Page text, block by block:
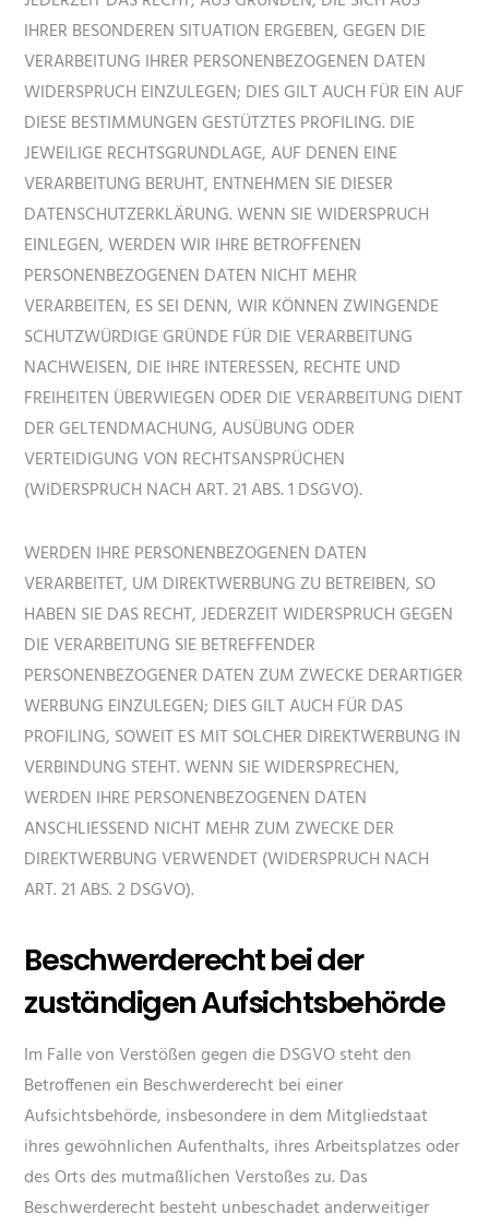
IHRER BESONDEREN SITUATION ERGEBEN, GEGEN DIE
VERARBEITUNG IHRER PERSONENBEZOGENEN DATEN
WIDERSPRUCH EINZULEGEN; DIES GILT AUCH FÜR EIN AUF
DIESE BESTIMMUNGEN GESTÜTZTES PROFILING. DIE
JEWEILIGE RECHTSGRUNDLAGE, AUF DENEN EINE
VERARBEITUNG BERUHT, ENTNEHMEN SIE DIESER
DATENSCHUTZERKLÄRUNG. WENN SIE WIDERSPRUCH
EINLEGEN, WERDEN WIR IHRE BETROFFENEN
PERSONENBEZOGENEN DATEN NICHT MEHR
VERARBEITEN, ES SEI DENN, WIR KÖNNEN ZWINGENDE
SCHUTZWÜRDIGE GRÜNDE FÜR DIE VERARBEITUNG
NACHWEISEN, DIE IHRE INTERESSEN, RECHTE UND
FREIHEITEN ÜBERWIEGEN ODER DIE VERARBEITUNG DIENT
DER GELTENDMACHUNG, AUSÜBUNG ODER
VERTEIDIGUNG VON RECHTSANSPRÜCHEN
(WIDERSPRUCH NACH ART. 21 ABS. 1 DSGVO).
WERDEN IHRE PERSONENBEZOGENEN DATEN
VERARBEITET, UM DIREKTWERBUNG ZU BETREIBEN, SO
HABEN SIE DAS RECHT, JEDERZEIT WIDERSPRUCH GEGEN
DIE VERARBEITUNG SIE BETREFFENDER
PERSONENBEZOGENER DATEN ZUM ZWECKE DERARTIGER
WERBUNG EINZULEGEN; DIES GILT AUCH FÜR DAS
PROFILING, SOWEIT ES MIT SOLCHER DIREKTWERBUNG IN
VERBINDUNG STEHT. WENN SIE WIDERSPRECHEN,
WERDEN IHRE PERSONENBEZOGENEN DATEN
ANSCHLIESSEND NICHT MEHR ZUM ZWECKE DER
DIREKTWERBUNG VERWENDET (WIDERSPRUCH NACH
ART. 21 ABS. 2 DSGVO).
Beschwerde­recht bei der
zuständigen Aufsichts­behörde
Im Falle von Verstößen gegen die DSGVO steht den
Betroffenen ein Beschwerderecht bei einer
Aufsichtsbehörde, insbesondere in dem Mitgliedstaat
ihres gewöhnlichen Aufenthalts, ihres Arbeitsplatzes oder
des Orts des mutmaßlichen Verstoßes zu. Das
Beschwerderecht besteht unbeschadet anderweitiger